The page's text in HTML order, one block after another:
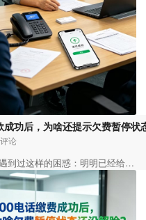
功后，为啥还提示欠费暂停状
论
到过这样的困惑：明明已经给…